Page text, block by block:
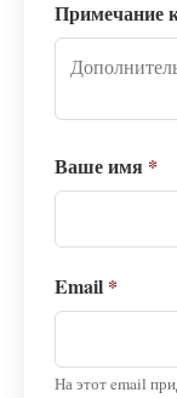
Примечание
Ваше имя *
Email *
На этот email